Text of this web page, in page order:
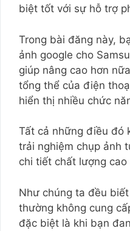
biệt tốt với sự hỗ trợ
Trong bài đăng này,
ảnh google cho
giúp nâng cao hơn
tổng thể của điện
hiển thị nhiều chức
Tất cả những điều đó
trải nghiệm chụp ảnh
chi tiết chất lượng
Như chúng ta đều
thường không cung
đặc biệt là khi bạn